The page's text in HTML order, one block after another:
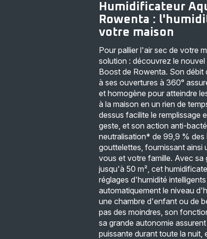
Humidificateur
Rowenta :
votre maison
Pour pallier l'air sec de votre
solution : découvrez le
Boost de Rowenta. Son débit
à ses ouvertures à 360°
et homogène pour atteindre
à la maison en un rien de
dessus facilite le remplissage
geste, et son action anti-
neutralisation* de 99,9 % des
gouttelettes, fournissant ainsi
vous et votre famille. Avec
jusqu'à 50 m², cet
réglages d'humidité
automatiquement le niveau
une chambre d'enfant ou de
pas des moindres, son
sa grande autonomie
puissante durant toute la nuit,